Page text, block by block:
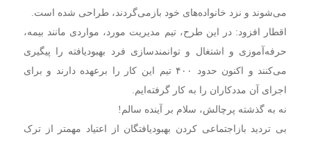
می‌شوند و نزد خانواده‌های خود بازمی‌گردند، طراحی شده است.
اقطار افزود: در این طرح، تیم مدیریت مورد، مواردی مانند بیمه،
حرفه‌آموزی و اشتغال و توانمندسازی فرد بهبودیافته را پیگیری
می‌کنند و اکنون حدود ۴۰۰ تیم این کار را برعهده دارند و برای
اجرای آن مددکاران را به کار گرفته‌ایم.
نه به گذشته پرچالش، سلام بر آینده سالم!
بی تردید بازاجتماعی کردن بهبودیافتگان از اعتیاد مهمتر از ترک